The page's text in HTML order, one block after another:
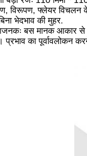
विरूपण, फ्लेयर विचलन
भेदभाव की मुहर.
बस मानक आकार से
का पूर्वावलोकन